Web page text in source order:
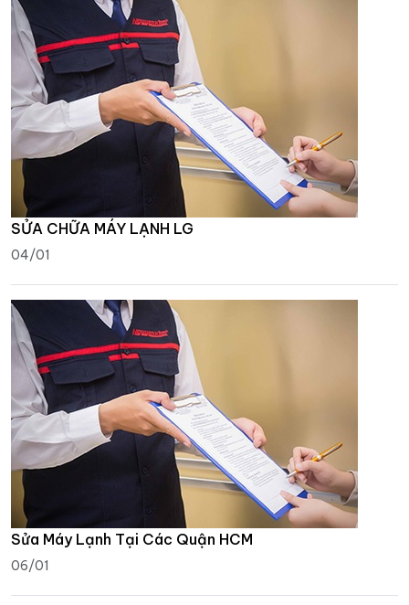
SỬA CHỮA MÁY LẠNH LG
04/01
Sửa Máy Lạnh Tại Các Quận HCM
06/01